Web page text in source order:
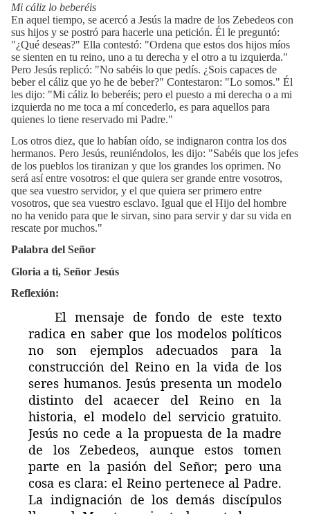
Mi cáliz lo beberéis
En aquel tiempo, se acercó a Jesús la madre de los Zebedeos con
sus hijos y se postró para hacerle una petición. Él le preguntó:
"¿Qué deseas?" Ella contestó: "Ordena que estos dos hijos míos
se sienten en tu reino, uno a tu derecha y el otro a tu izquierda."
Pero Jesús replicó: "No sabéis lo que pedís. ¿Sois capaces de
beber el cáliz que yo he de beber?" Contestaron: "Lo somos." Él
les dijo: "Mi cáliz lo beberéis; pero el puesto a mi derecha o a mi
izquierda no me toca a mí concederlo, es para aquellos para
quienes lo tiene reservado mi Padre."
Los otros diez, que lo habían oído, se indignaron contra los dos
hermanos. Pero Jesús, reuniéndolos, les dijo: "Sabéis que los jefes
de los pueblos los tiranizan y que los grandes los oprimen. No
será así entre vosotros: el que quiera ser grande entre vosotros,
que sea vuestro servidor, y el que quiera ser primero entre
vosotros, que sea vuestro esclavo. Igual que el Hijo del hombre
no ha venido para que le sirvan, sino para servir y dar su vida en
rescate por muchos."
Palabra del Señor
Gloria a ti, Señor Jesús
Reflexión:
El mensaje de fondo de este texto
radica en saber que los modelos políticos
no son ejemplos adecuados para la
construcción del Reino en la vida de los
seres humanos. Jesús presenta un modelo
distinto del acaecer del Reino en la
historia, el modelo del servicio gratuito.
Jesús no cede a la propuesta de la madre
de los Zebedeos, aunque estos tomen
parte en la pasión del Señor; pero una
cosa es clara: el Reino pertenece al Padre.
La indignación de los demás discípulos